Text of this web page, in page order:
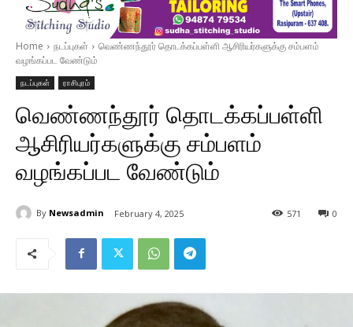
Home நடப்புகள்
வெண்ணந்தூர் தொடக்கப்பள்ளி ஆசிரியர்களுக்கு சம்பளம்
வழங்கப்பட வேண்டும்
நடப்புகள் ராசிபுரம்
வெண்ணந்தூர் தொடக்கப்பள்ளி
ஆசிரியர்களுக்கு சம்பளம்
வழங்கப்பட வேண்டும்
By Newsadmin February 4, 2025 0
571